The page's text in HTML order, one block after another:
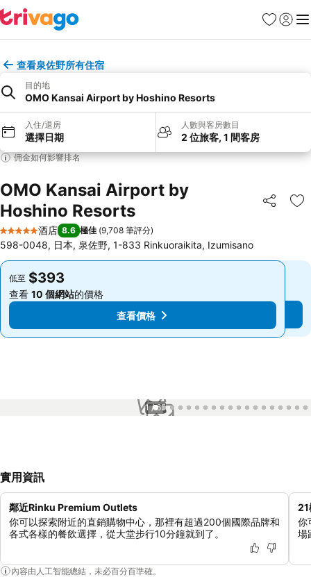
收藏夾
登入 選
查看泉佐野所有住宿
目的地
OMO Kansai Airport by Hoshino Resorts
入住/退房
選擇日期
人數與客房數目
2 位旅客, 1 間客房
佣金如何影響排名
OMO Kansai Airport by
Hoshino Resorts
分享 放
5 星級
酒店 8.6 極佳 (9,708 筆評分)
598-0048, 日本, 泉佐野, 1-833 Rinkuoraikita, Izumisano
低至 $393
查看 10 個網站的價格
查看價格
低至 $393
查看 10 個網站的價格
查看價格
1 / 65
實用資訊
鄰近Rinku Premium Outlets
你可以探索附近的直銷購物中心，那裡有超過200個國際品牌和
各式各樣的餐飲選擇，從大堂步行10分鐘就到了。
21
你
場
內容由人工智能總結，未必百分百準確。